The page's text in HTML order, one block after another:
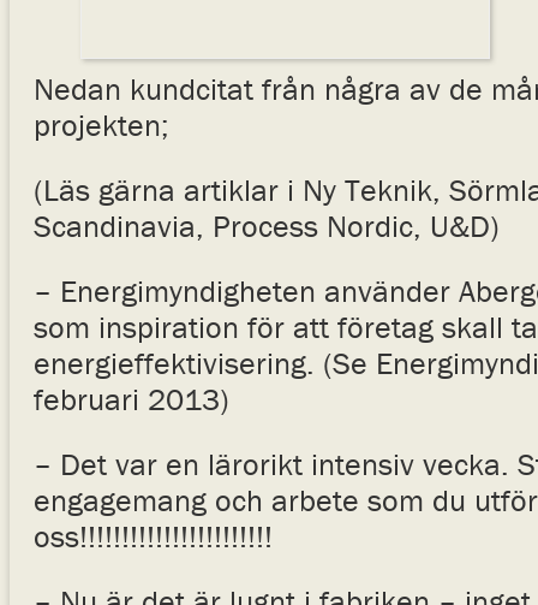
Nedan kundcitat från några av de
projekten;
(Läs gärna artiklar i Ny Teknik,
Scandinavia, Process Nordic, U&D)
– Energimyndigheten använder
som inspiration för att företag skall
energieffektivisering. (Se
februari 2013)
– Det var en lärorikt intensiv vecka.
engagemang och arbete som du
oss!!!!!!!!!!!!!!!!!!!!!!!